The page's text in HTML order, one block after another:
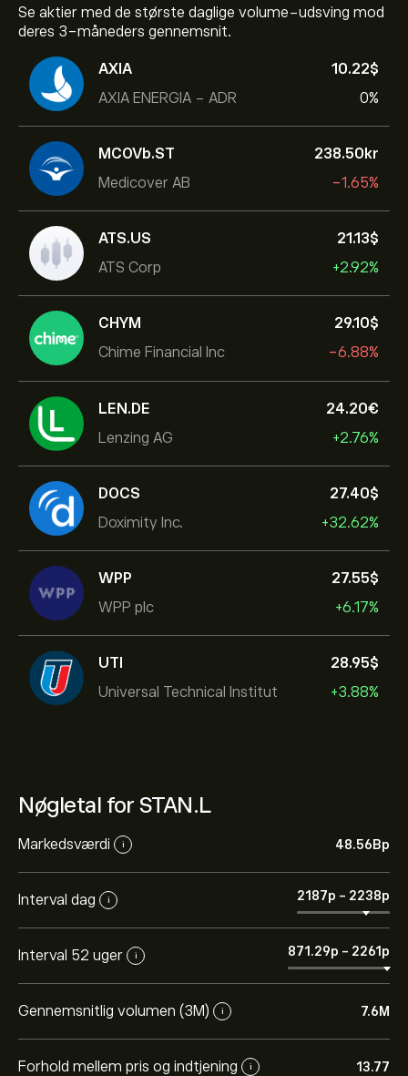
Se aktier med de største daglige volume-udsving mod
deres 3-måneders gennemsnit.
AXIA
AXIA ENERGIA - ADR
10.22‎$‎
0%
MCOVb.ST
Medicover AB
238.50‎kr‎
-1.65%
ATS.US
ATS Corp
21.13‎$‎
+2.92%
CHYM
Chime Financial Inc
29.10‎$‎
-6.88%
LEN.DE
Lenzing AG
24.20‎€‎
+2.76%
DOCS
Doximity Inc.
27.40‎$‎
+32.62%
WPP
WPP plc
27.55‎$‎
+6.17%
UTI
Universal Technical Institut
28.95‎$‎
+3.88%
Nøgletal for STAN.L
Markedsværdi i 48.56B‎p‎
Interval dag i 2187‎p‎ - 2238‎p‎
Interval 52 uger i 871.29‎p‎ - 2261‎p‎
Gennemsnitlig volumen (3M) i 7.6M
Forhold mellem pris og indtjening i 13.77